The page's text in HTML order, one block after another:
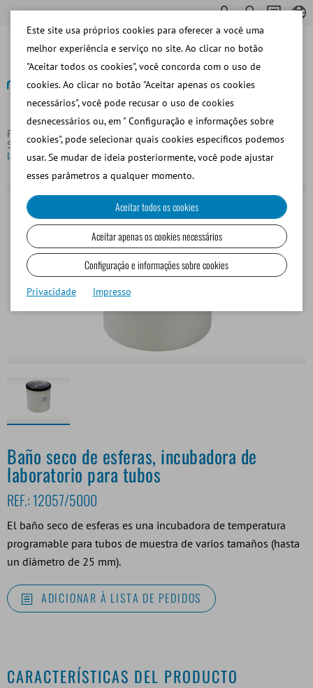
Página principal
Equipos y Materiales de Laboratorio
Sistemas de Calefacción
Baño seco de esferas, incubadora de
laboratorio para tubos
Voltar
Baño seco de esferas, incubadora de
laboratorio para tubos
REF.: 12057/5000
El baño seco de esferas es una incubadora de temperatura
programable para tubos de muestra de varios tamaños (hasta
un diámetro de 25 mm).
ADICIONAR À LISTA DE PEDIDOS
CARACTERÍSTICAS DEL PRODUCTO
Este site usa próprios cookies para oferecer a você uma
melhor experiência e serviço no site. Ao clicar no botão
"Aceitar todos os cookies", você concorda com o uso de
cookies. Ao clicar no botão "Aceitar apenas os cookies
necessários", você pode recusar o uso de cookies
desnecessários ou, em " Configuração e informações sobre
cookies", pode selecionar quais cookies específicos podemos
usar. Se mudar de ideia posteriormente, você pode ajustar
esses parâmetros a qualquer momento.
Aceitar todos os cookies
Aceitar apenas os cookies necessários
Configuração e informações sobre cookies
Privacidade Impresso